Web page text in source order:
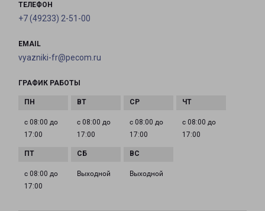
ТЕЛЕФОН
+7 (49233) 2-51-00
EMAIL
vyazniki-fr@pecom.ru
ГРАФИК РАБОТЫ
с 08:00 до
17:00
с 08:00 до
17:00
с 08:00 до
17:00
с 08:00 до
17:00
с 08:00 до
17:00
Выходной Выходной